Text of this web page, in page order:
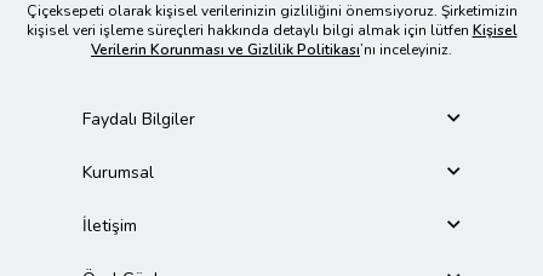
Çiçeksepeti olarak kişisel verilerinizin gizliliğini önemsiyoruz. Şirketimizin
kişisel veri işleme süreçleri hakkında detaylı bilgi almak için lütfen Kişisel
Verilerin Korunması ve Gizlilik Politikası’nı inceleyiniz.
Faydalı Bilgiler
Kurumsal
İletişim